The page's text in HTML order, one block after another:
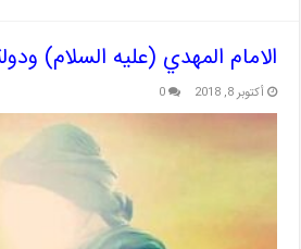
الامام المهدي (عليه السلام)
أكتوبر 8, 2018 0